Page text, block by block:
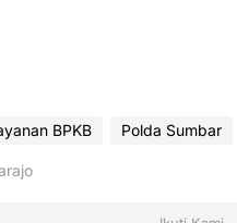
BPKB Polda Sumbar